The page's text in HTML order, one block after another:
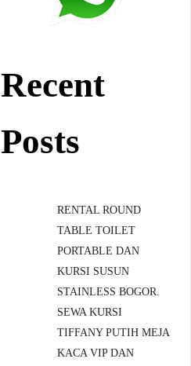
Recent
Posts
RENTAL ROUND
TABLE TOILET
PORTABLE DAN
KURSI SUSUN
STAINLESS BOGOR.
SEWA KURSI
TIFFANY PUTIH MEJA
KACA VIP DAN